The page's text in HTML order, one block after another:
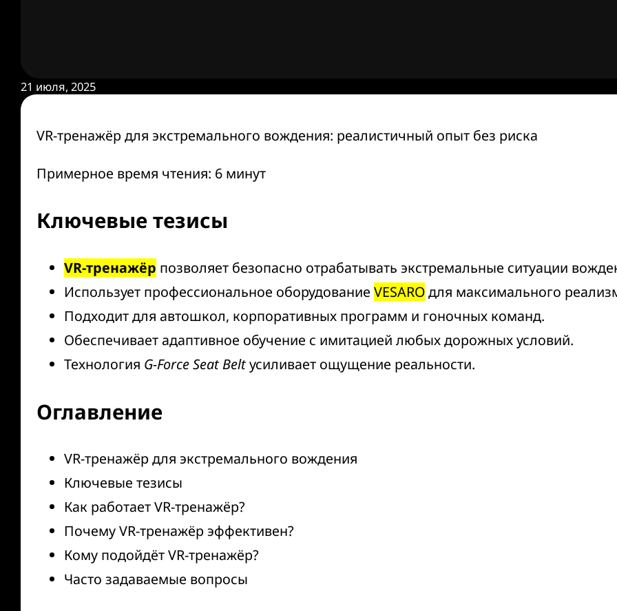
21 июля, 2025
VR-тренажёр для экстремального вождения: реалистичный опыт без риска
Примерное время чтения: 6 минут
Ключевые тезисы
VR-тренажёр позволяет безопасно отрабатывать экстремальные ситуации
Использует профессиональное оборудование VESAROдля максимального
Подходит для автошкол, корпоративных программ и гоночных команд.
Обеспечивает адаптивное обучение с имитацией любых дорожных условий.
Технология G-Force Seat Beltусиливает ощущение реальности.
Оглавление
VR-тренажёр для экстремального вождения
Ключевые тезисы
Как работает VR-тренажёр?
Почему VR-тренажёр эффективен?
Кому подойдёт VR-тренажёр?
Часто задаваемые вопросы